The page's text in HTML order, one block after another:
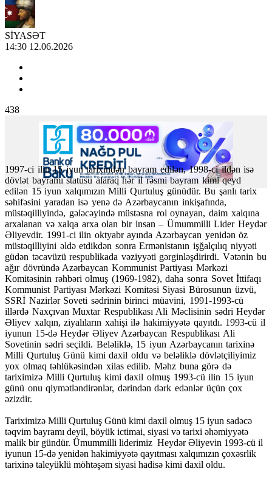
SİYASƏT
14:30 12.06.2026
438
1997-ci ilin 15 iyun tarixindən bayram edilən, 1998-ci ildən isə
dövlət bayramı statusu alaraq hər il rəsmi bayram kimi qeyd
edilən 15 iyun xalqımızın Milli Qurtuluş günüdür. Bu şanlı tarix
səhifəsini yaradan isə yenə də Azərbaycanın inkişafında,
müstəqilliyində, gələcəyində müstəsna rol oynayan, daim xalqına
arxalanan və xalqa arxa olan bir insan – Ümummilli Lider Heydər
Əliyevdir. 1991-ci ilin oktyabr ayında Azərbaycan yenidən öz
müstəqilliyini əldə etdikdən sonra Ermənistanın işğalçılıq niyyəti
güdən təcavüzü respublikada vəziyyəti gərginləşdirirdi. Vətənin bu
ağır dövründə Azərbaycan Kommunist Partiyası Mərkəzi
Komitəsinin rəhbəri olmuş (1969-1982), daha sonra Sovet İttifaqı
Kommunist Partiyası Mərkəzi Komitəsi Siyasi Bürosunun üzvü,
SSRİ Nazirlər Soveti sədrinin birinci müavini, 1991-1993-cü
illərdə Naxçıvan Muxtar Respublikası Ali Məclisinin sədri Heydər
Əliyev xalqın, ziyalıların xahişi ilə hakimiyyətə qayıtdı. 1993-cü il
iyunun 15-də Heydər Əliyev Azərbaycan Respublikası Ali
Sovetinin sədri seçildi. Beləliklə, 15 iyun Azərbaycanın tarixinə
Milli Qurtuluş Günü kimi daxil oldu və beləliklə dövlətçiliyimiz
yox olmaq təhlükəsindən xilas edilib. Məhz buna görə də
tariximizə Milli Qurtuluş kimi daxil olmuş 1993-cü ilin 15 iyun
günü onu qiymətləndirənlər, dərindən dərk edənlər üçün çox
əzizdir.
Tariximizə Milli Qurtuluş Günü kimi daxil olmuş 15 iyun sadəcə
təqvim bayramı deyil, böyük ictimai, siyasi və tarixi əhəmiyyətə
malik bir gündür. Ümummilli liderimiz Heydər Əliyevin 1993-cü il
iyunun 15-də yenidən hakimiyyətə qayıtması xalqımızın çoxəsrlik
tarixinə taleyüklü möhtəşəm siyasi hadisə kimi daxil oldu.